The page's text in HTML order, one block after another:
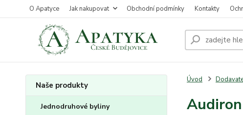
O Apatyce Jak nakupovat Obchodní podmínky Kontakty
Naše produkty
Jednodruhové byliny
Úvod